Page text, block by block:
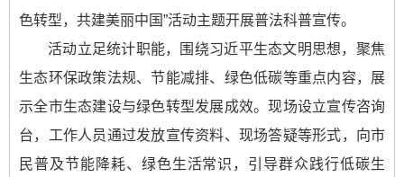
色转型，共建美丽中国”活动主题开展普法科普宣传。
活动立足统计职能，围绕习近平生态文明思想，聚焦
生态环保政策法规、节能减排、绿色低碳等重点内容，展
示全市生态建设与绿色转型发展成效。现场设立宣传咨询
台，工作人员通过发放宣传资料、现场答疑等形式，向市
民普及节能降耗、绿色生活常识，引导群众践行低碳生